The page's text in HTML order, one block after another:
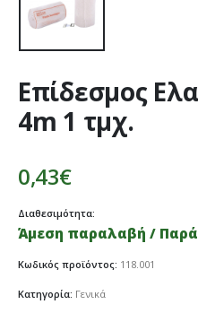
Επίδεσμος
4m 1 τμχ.
0,43€
Διαθεσιμότητα:
Άμεση παραλαβή /
Κωδικός προϊόντος: 118.001
Κατηγορία: Γενικά